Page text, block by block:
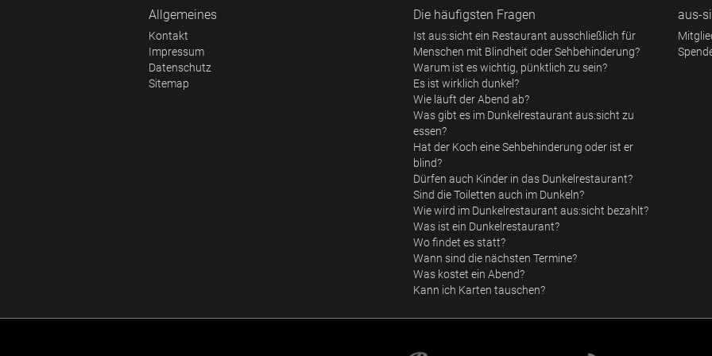
Allgemeines
Kontakt
Impressum
Datenschutz
Sitemap
Die häufigsten Fragen
Ist aus:sicht ein Restaurant ausschließlich für
Menschen mit Blindheit oder Sehbehinderung?
Warum ist es wichtig, pünktlich zu sein?
Es ist wirklich dunkel?
Wie läuft der Abend ab?
Was gibt es im Dunkelrestaurant aus:sicht zu
essen?
Hat der Koch eine Sehbehinderung oder ist er
blind?
Dürfen auch Kinder in das Dunkelrestaurant?
Sind die Toiletten auch im Dunkeln?
Wie wird im Dunkelrestaurant aus:sicht bezahlt?
Was ist ein Dunkelrestaurant?
Wo findet es statt?
Wann sind die nächsten Termine?
Was kostet ein Abend?
Kann ich Karten tauschen?
aus-